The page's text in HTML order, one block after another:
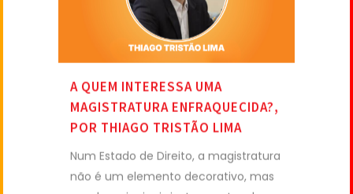
MAGISTRATURA ENFRAQUECIDA?,
POR THIAGO TRISTÃO LIMA
Num Estado de Direito, a magistratura
não é um elemento decorativo, mas
um dos principais instrumentos de
proteção do cidadão contra abusos
12 junho, 2026